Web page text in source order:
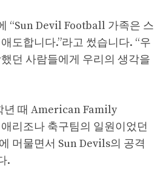
“Sun Devil Football 가족은 스
도합니다.”라고 썼습니다. “우
던 사람들에게 우리의 생각을
년 때 American Family
리조나 축구팀의 일원이었던
머물면서 Sun Devils의 공격
.